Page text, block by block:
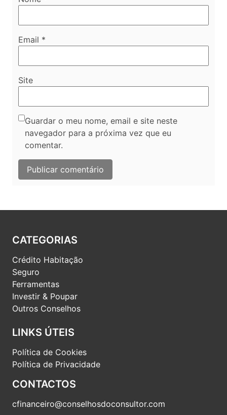
Email *
Site
Guardar o meu nome, email e site neste
navegador para a próxima vez que eu
comentar.
CATEGORIAS
Crédito Habitação
Seguro
Ferramentas
Investir & Poupar
Outros Conselhos
LINKS ÚTEIS
Política de Cookies
Política de Privacidade
CONTACTOS
cfinanceiro@conselhosdoconsultor.com